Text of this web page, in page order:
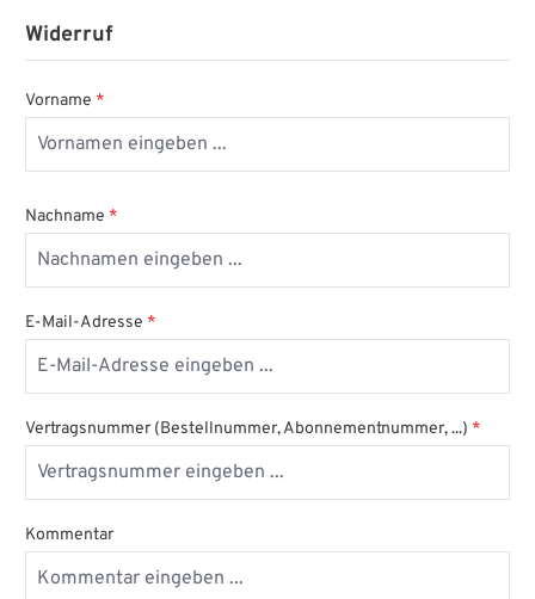
Widerruf
Vorname *
Nachname *
E-Mail-Adresse *
Vertragsnummer (Bestellnummer, Abonnementnummer, ...) *
Kommentar